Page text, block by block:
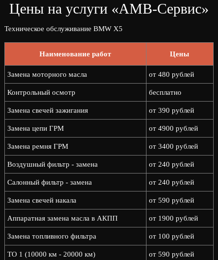
Цены на услуги «АМВ-Сервис»
Техническое обслуживание BMW X5
Наименование работ Цены
Замена моторного масла от 480 рублей
Контрольный осмотр бесплатно
Замена свечей зажигания от 390 рублей
Замена цепи ГРМ от 4900 рублей
Замена ремня ГРМ от 3400 рублей
Воздушный фильтр - замена от 240 рублей
Салонный фильтр - замена от 240 рублей
Замена свечей накала от 590 рублей
Аппаратная замена масла в АКПП от 1900 рублей
Замена топливного фильтра от 100 рублей
ТО 1 (10000 км - 20000 км) от 590 рублей